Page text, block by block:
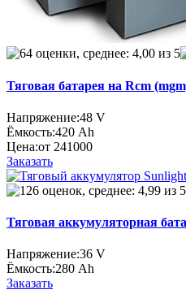
Тяговая батарея на Rcm
Напряжение:48 V
Ёмкость:420 Ah
Цена:от 241000
Заказать
Тяговая аккумуляторная
Напряжение:36 V
Ёмкость:280 Ah
Заказать